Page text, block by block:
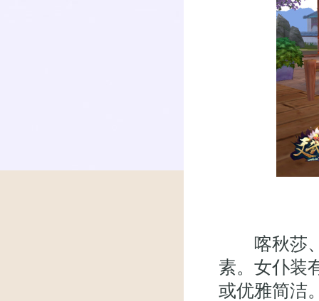
喀秋莎、
素。女仆装
或优雅简洁